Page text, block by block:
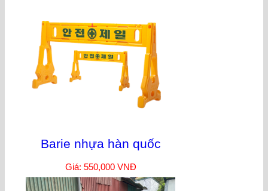
Barie nhựa hàn quốc
Giá: 550,000 VNĐ